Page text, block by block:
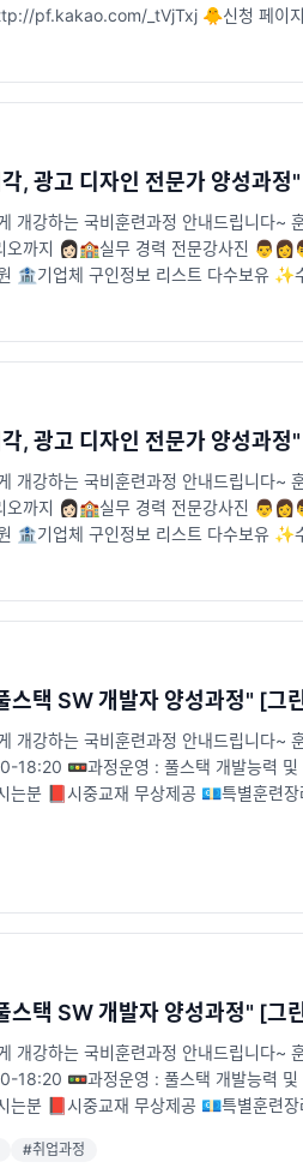
pf.kakao.com/_tVjTxj 🐥신청 페
, 광고 디자인 전문가 양성과정
게 개강하는 국비훈련과정 안내드립
오까지 👩🏻🏫실무 경력 전문강사진
🏦기업체 구인정보 리스트 다수보유
_tVjTxj 🐥신청 페이지
, 광고 디자인 전문가 양성과정
게 개강하는 국비훈련과정 안내드립
오까지 👩🏻🏫실무 경력 전문강사진
🏦기업체 구인정보 리스트 다수보유
_tVjTxj 🐥신청 페이지
택 SW 개발자 양성과정" [그
개강하는 국비훈련과정 안내드립니
🚥과정운영 : 풀스택 개발능력 및
분 📕시중교재 무상제공 💶특별훈련
택 SW 개발자 양성과정" [그
개강하는 국비훈련과정 안내드립니
🚥과정운영 : 풀스택 개발능력 및
분 📕시중교재 무상제공 💶특별훈련
#취업과정